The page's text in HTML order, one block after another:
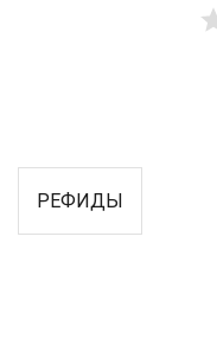
Навигация
поРЕФИДЫ